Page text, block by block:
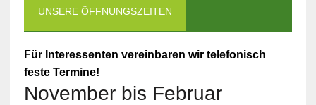
UNSERE ÖFFNUNGSZEITEN
Für Interessenten vereinbaren wir telefonisch
feste Termine!
November bis Februar